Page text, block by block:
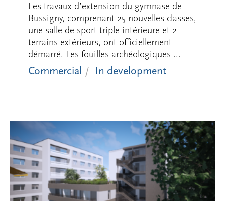
Les travaux d’extension du gymnase de
Bussigny, comprenant 25 nouvelles classes,
une salle de sport triple intérieure et 2
terrains extérieurs, ont officiellement
démarré. Les fouilles archéologiques ...
Commercial In development